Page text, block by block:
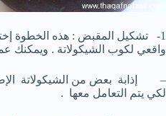
1- تشكيل المقبض : هذه الخطوة
واقعي لكوب الشيكولاتة . ويمكنك
– إذابة بعض من الشيكولاتة
لكي يتم التعامل معها .